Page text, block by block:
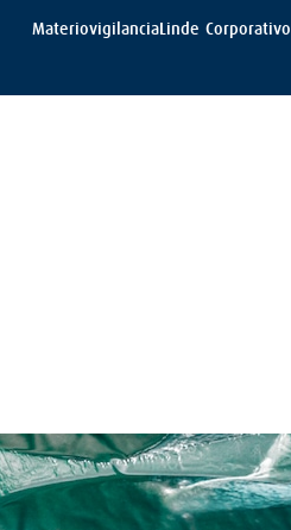
MateriovigilanciaLinde Corporativo